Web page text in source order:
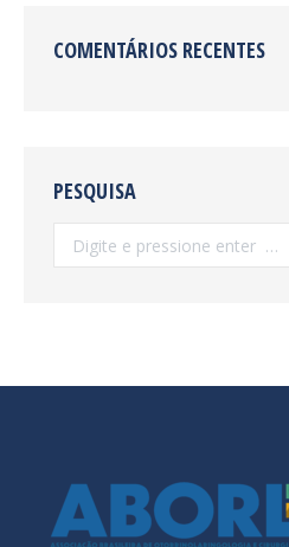
COMENTÁRIOS RECENTES
PESQUISA
Search: